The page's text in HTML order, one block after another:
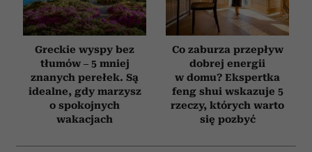
Greckie wyspy bez
tłumów – 5 mniej
znanych perełek. Są
idealne, gdy marzysz
o spokojnych
wakacjach
Co zaburza przepływ
dobrej energii
w domu? Ekspertka
feng shui wskazuje 5
rzeczy, których warto
się pozbyć